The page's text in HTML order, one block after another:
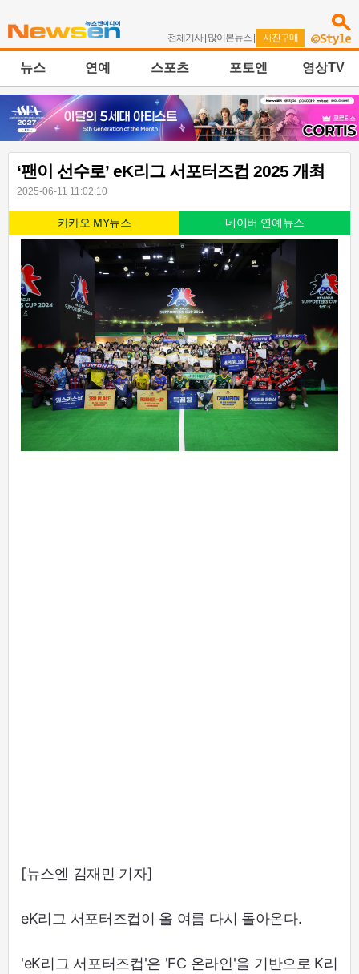
전체기사| 많이본뉴스 | 사진구매
뉴스 연예 스포츠 포토엔 영상TV
‘팬이 선수로’ eK리그 서포터즈컵 2025 개최
2025-06-11 11:02:10
카카오 MY뉴스 네이버 연예뉴스
[뉴스엔 김재민 기자]
eK리그 서포터즈컵이 올 여름 다시 돌아온다.
'eK리그 서포터즈컵'은 'FC 온라인'을 기반으로 K리